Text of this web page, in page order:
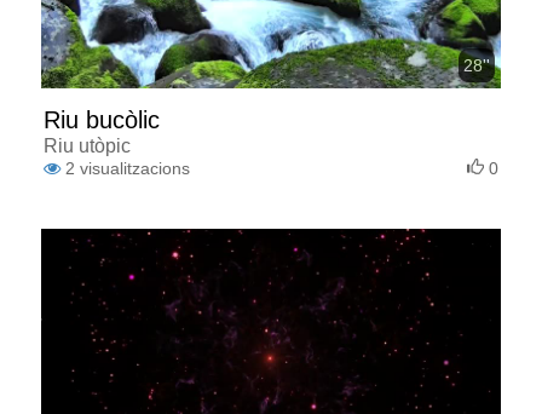
28''
Riu bucòlic
Riu utòpic
2 visualitzacions 0